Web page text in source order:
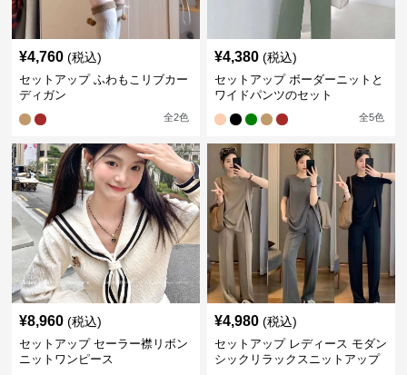
¥4,760 (税込)
セットアップ ふわもこリブカー
ディガン
全2色
¥4,380 (税込)
セットアップ ボーダーニットと
ワイドパンツのセット
全5色
¥8,960 (税込)
セットアップ セーラー襟リボン
ニットワンピース
¥4,980 (税込)
セットアップ レディース モダン
シックリラックスニットアップ